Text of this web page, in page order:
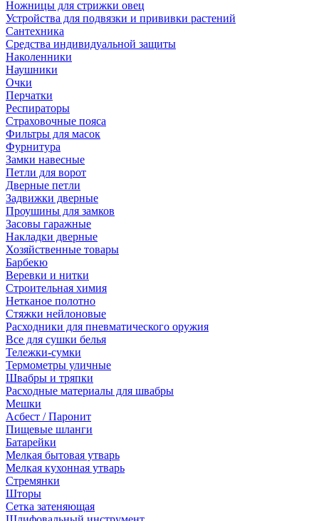
Ножницы для стрижки овец
Устройства для подвязки и прививки растений
Сантехника
Средства индивидуальной защиты
Наколенники
Наушники
Очки
Перчатки
Респираторы
Страховочные пояса
Фильтры для масок
Фурнитура
Замки навесные
Петли для ворот
Дверные петли
Задвижки дверные
Проушины для замков
Засовы гаражные
Накладки дверные
Хозяйственные товары
Барбекю
Веревки и нитки
Строительная химия
Нетканое полотно
Стяжки нейлоновые
Расходники для пневматического оружия
Все для сушки белья
Тележки-сумки
Термометры уличные
Швабры и тряпки
Расходные материалы для швабры
Мешки
Асбест / Паронит
Пищевые шланги
Батарейки
Мелкая бытовая утварь
Мелкая кухонная утварь
Стремянки
Шторы
Сетка затеняющая